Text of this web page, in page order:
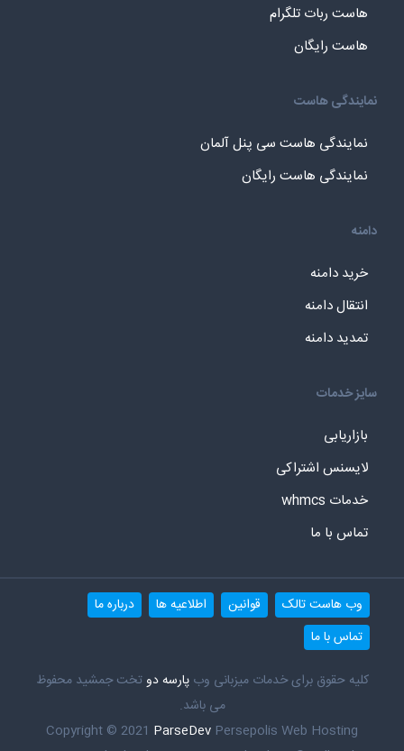
هاست ربات تلگرام
هاست رایگان
نمایندگی هاست
نمایندگی هاست سی پنل آلمان
نمایندگی هاست رایگان
دامنه
خرید دامنه
انتقال دامنه
تمدید دامنه
سایز خدمات
بازاریابی
لایسنس اشتراکی
خدمات whmcs
تماس با ما
وب هاست تالک قوانین اطلاعیه ها
درباره ما
تماس با ما
کلیه حقوق برای خدمات میزبانی وبپارسه دوتخت جمشید محفوظ
می باشد.
Copyright © 2021 ParseDev Persepolis Web Hosting